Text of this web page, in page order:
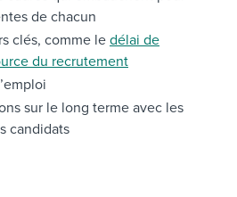
de chacun
clés, comme le délai de
du recrutement
sur le long terme avec les
candidats